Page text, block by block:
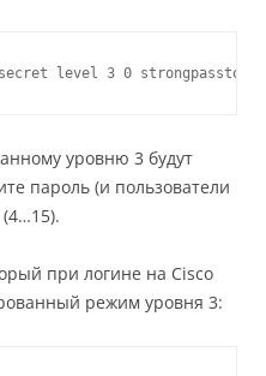
level 3 0
уровню 3 будут
пароль (и пользователи
при логине на Cisco
режим уровня 3: